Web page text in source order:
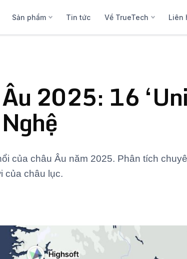
Sản phẩm Tin tức Về TrueTech Liên
2025: 16
của châu Âu năm 2025. Phân tích
của châu lục.